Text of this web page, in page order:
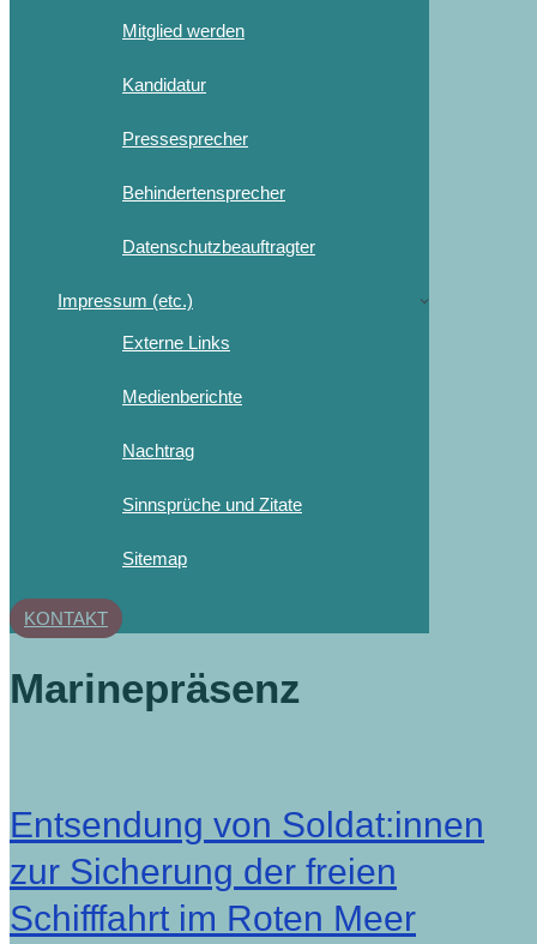
Mitglied werden
Kandidatur
Pressesprecher
Behindertensprecher
Datenschutzbeauftragter
Impressum (etc.)
Externe Links
Medienberichte
Nachtrag
Sinnsprüche und Zitate
Sitemap
KONTAKT
Marinepräsenz
Entsendung von Soldat:innen
zur Sicherung der freien
Schifffahrt im Roten Meer